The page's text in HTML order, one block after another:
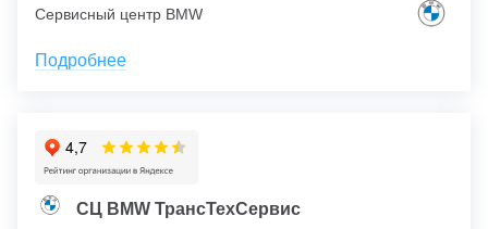
Сервисный центр BMW
Подробнее
СЦ BMW ТрансТехСервис